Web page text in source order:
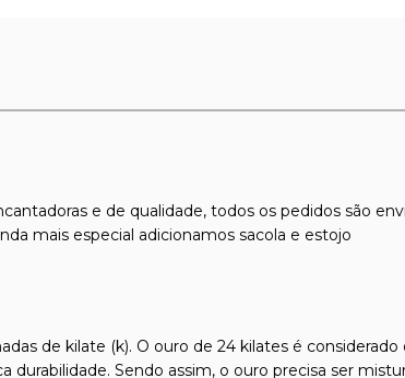
e de qualidade, todos os pedidos são
mais especial adicionamos sacola e estojo
de kilate (k). O ouro de 24 kilates é considerado
Sendo assim, o ouro precisa ser